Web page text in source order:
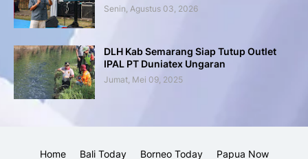
Senin, Agustus 03, 2026
DLH Kab Semarang Siap Tutup Outlet
IPAL PT Duniatex Ungaran
Jumat, Mei 09, 2025
Home Bali Today Borneo Today Papua Now